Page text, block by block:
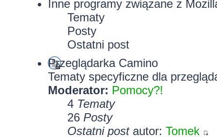
Inne programy związane z
Tematy
Posty
Ostatni post
Przeglądarka Camino
Tematy specyficzne dla
Moderator: Pomocy?!
4 Tematy
26 Posty
Ostatni postautor: Tomek